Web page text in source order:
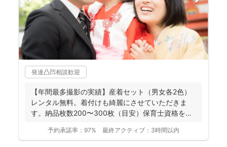
発達凸凹相談歓迎
【年間最多撮影の実績】産着セット（男女各2色）
レンタル無料。着付けも綺麗にさせていただきま
す。納品枚数200〜300枚（目安）保育士資格を持
予約承諾率： 97% 最終アクティブ： 3時間以内